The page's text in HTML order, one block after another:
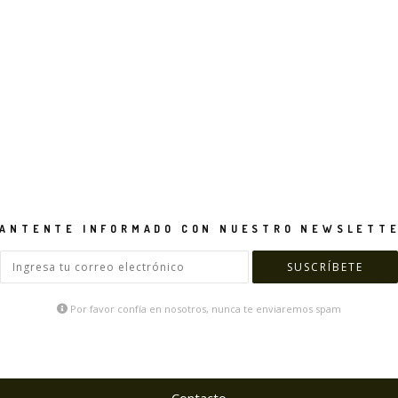
INFORMADO CON NUESTRO
Por favor confía en nosotros, nunca te enviaremos spam